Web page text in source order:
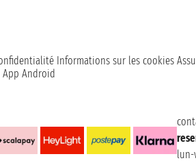
Informations sur les cookies
App Android
lun-